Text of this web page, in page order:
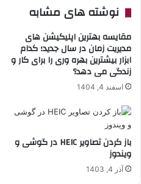
نوشته های مشابه
مقایسه بهترین اپلیکیشن های
مدیریت زمان در سال جدید؛ کدام
ابزار بیشترین بهره وری را برای کار و
زندگی می دهد؟
اسفند 4, 1404
باز کردن تصاویر HEIC در گوشی و
ویندوز
آذر 4, 1403